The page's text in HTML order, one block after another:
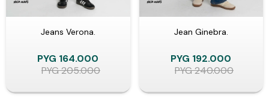
Jeans Verona.
PYG 164.000
PYG205.000
Jean Ginebra.
PYG 192.000
PYG240.000